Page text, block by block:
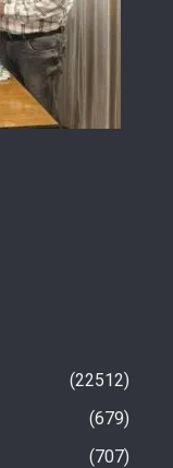
22512
679
707